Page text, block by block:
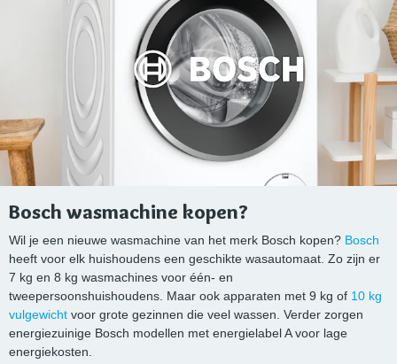
Bosch wasmachine kopen?
Wil je een nieuwe wasmachine van het merk Bosch kopen? Bosch
heeft voor elk huishoudens een geschikte wasautomaat. Zo zijn er
7 kg en 8 kg wasmachines voor één- en
tweepersoonshuishoudens. Maar ook apparaten met 9 kg of 10 kg
vulgewicht voor grote gezinnen die veel wassen. Verder zorgen
energiezuinige Bosch modellen met energielabel A voor lage
energiekosten.